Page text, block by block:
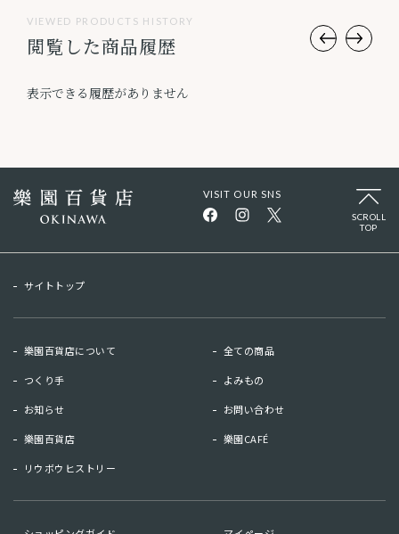
VIEWED PRODUCTS HISTORY
閲覧した商品履歴
表示できる履歴がありません
VISIT OUR SNS
SCROLL
TOP
サイトトップ
樂園百貨店について 全ての商品
つくり手 よみもの
お知らせ お問い合わせ
樂園百貨店 樂園CAFÉ
リウボウヒストリー